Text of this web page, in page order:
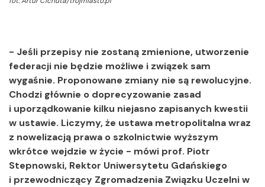
- Jeśli przepisy nie zostaną zmienione, utworzenie
federacji nie będzie możliwe i związek sam
wygaśnie. Proponowane zmiany nie są rewolucyjne.
Chodzi głównie o doprecyzowanie zasad
i uporządkowanie kilku niejasno zapisanych kwestii
w ustawie. Liczymy, że ustawa metropolitalna wraz
z nowelizacją prawa o szkolnictwie wyższym
wkrótce wejdzie w życie - mówi prof. Piotr
Stepnowski, Rektor Uniwersytetu Gdańskiego
i przewodniczący Zgromadzenia Związku Uczelni w